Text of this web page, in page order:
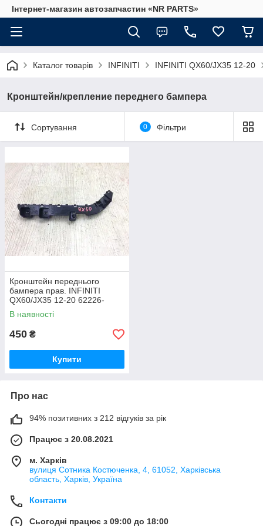
Інтернет-магазин автозапчастин «NR PARTS»
Каталог товарів INFINITI INFINITI QX60/JX35 12-20
Кронштейн/крепление переднего бампера
Сортування 0 Фільтри
Кронштейн переднього
бампера прав. INFINITI
QX60/JX35 12-20 62226-
3JA0A
В наявності
450 ₴
Купити
Про нас
94% позитивних з 212 відгуків за рік
Працює з 20.08.2021
м. Харків
вулиця Сотника Костюченка, 4, 61052, Харківська
область, Харків, Україна
Контакти
Сьогодні працює з 09:00 до 18:00